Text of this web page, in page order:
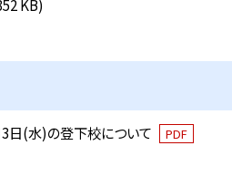
KB)
日(水)の登下校について PDF